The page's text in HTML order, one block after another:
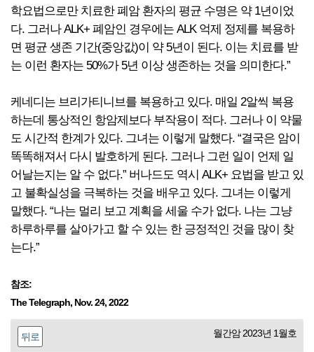
학요법으로만 치료한 폐암 환자의 평균 수명은 약 1년이었
다. 그러나 ALK+ 폐암인 경우에는 ALK 억제 정제를 복용하
면 평균 생존 기간(중앙값)이 약 5년이 된다. 이는 치료를 받
는 이런 환자는 50%가 5년 이상 생존하는 것을 의미한다.”
케네디는 브리가티니브를 복용하고 있다. 매일 2알씩 복용
하는데 통상적인 항암제보다 부작용이 적다. 그러나 이 약물
도 시간적 한계가 있다. 그녀는 이렇게 말했다. “결국은 암이
똑똑해져서 다시 발호하게 된다. 그러나 그런 일이 언제 일
어날는지는 알 수 없다.” 버나드도 역시 ALK+ 요법을 받고 있
고 불확실성을 극복하는 것을 배우고 있다. 그녀는 이렇게
말했다. “나는 멀리 보고 계획을 세울 수가 없다. 나는 그냥
하루하루를 살아가고 할 수 있는 한 긍정적인 것을 많이 찾
는다.”
참조:
The Telegraph, Nov. 24, 2022
뒤로 월간암 2023년 1월호